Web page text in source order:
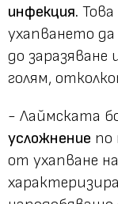
инфекция.
ухапването
до
голям,
- Лаймската
усложнение по
от ухапване